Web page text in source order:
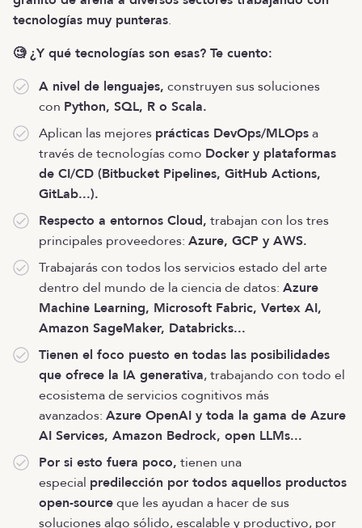
tecnologías muy punteras.
🧐 ¿Y qué tecnologías son esas? Te cuento:
A nivel de lenguajes, construyen sus soluciones
con Python, SQL, R o Scala.
Aplican las mejores prácticas DevOps/MLOpsa
través de tecnologías como Docker y plataformas
de CI/CD (Bitbucket Pipelines, GitHub Actions,
GitLab...).
Respecto a entornos Cloud, trabajan con los tres
principales proveedores: Azure, GCP y AWS.
Trabajarás con todos los servicios estado del arte
dentro del mundo de la ciencia de datos: Azure
Machine Learning, Microsoft Fabric, Vertex AI,
Amazon SageMaker, Databricks...
Tienen el foco puesto en todas las posibilidades
que ofrece la IA generativa, trabajando con todo el
ecosistema de servicios cognitivos más
avanzados: Azure OpenAI y toda la gama de Azure
AI Services, Amazon Bedrock, open LLMs...
Por si esto fuera poco, tienen una
especial predilección por todos aquellos productos
open-sourceque les ayudan a hacer de sus
soluciones algo sólido, escalable y productivo, por